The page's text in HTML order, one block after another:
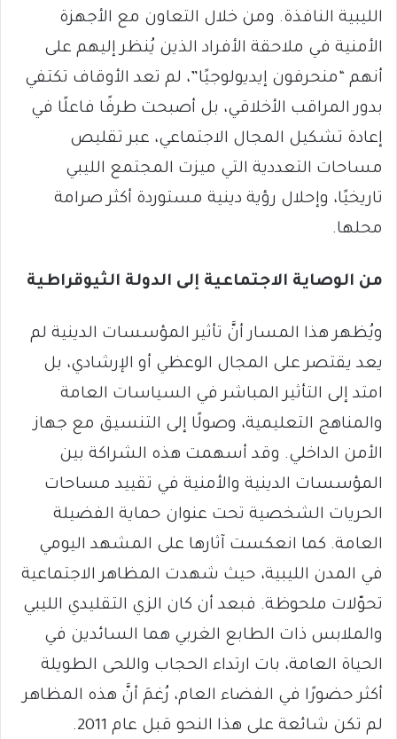
الليبية النافذة. ومن خلال التعاون مع الأجهزة
الأمنية في ملاحقة الأفراد الذين يُنظر إليهم على
أنهم “منحرفون إيديولوجيًا”، لم تعد الأوقاف تكتفي
بدور المراقب الأخلاقي، بل أصبحت طرفًا فاعلًا في
إعادة تشكيل المجال الاجتماعي، عبر تقليص
مساحات التعددية التي ميزت المجتمع الليبي
تاريخيًا، وإحلال رؤية دينية مستوردة أكثر صرامة
محلها.
من الوصاية الاجتماعية إلى الدولة الثيوقراطية
ويُظهر هذا المسار أنَّ تأثير المؤسسات الدينية لم
يعد يقتصر على المجال الوعظي أو الإرشادي، بل
امتد إلى التأثير المباشر في السياسات العامة
والمناهج التعليمية، وصولًا إلى التنسيق مع جهاز
الأمن الداخلي. وقد أسهمت هذه الشراكة بين
المؤسسات الدينية والأمنية في تقييد مساحات
الحريات الشخصية تحت عنوان حماية الفضيلة
العامة. كما انعكست آثارها على المشهد اليومي
في المدن الليبية، حيث شهدت المظاهر الاجتماعية
تحوّلات ملحوظة. فبعد أن كان الزي التقليدي الليبي
والملابس ذات الطابع الغربي هما السائدين في
الحياة العامة، بات ارتداء الحجاب واللحى الطويلة
أكثر حضورًا في الفضاء العام، رُغمَ أنَّ هذه المظاهر
لم تكن شائعة على هذا النحو قبل عام 2011.